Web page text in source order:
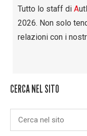
Tutto lo staff di A
2026. Non solo
relazioni con i
CERCA NEL SITO